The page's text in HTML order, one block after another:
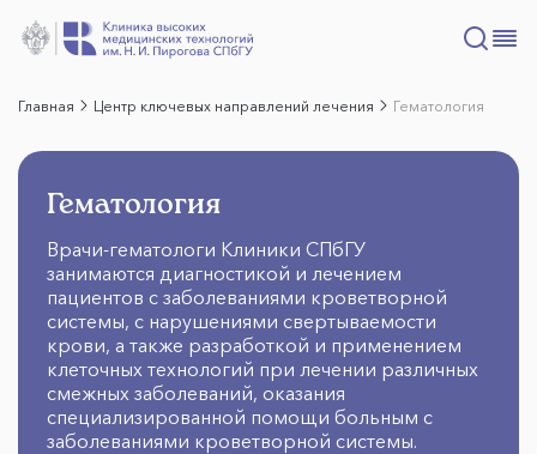
Главная Центр ключевых направлений лечения Гематология
Гематология
Врачи-гематологи Клиники СПбГУ
занимаются диагностикой и лечением
пациентов с заболеваниями кроветворной
системы, с нарушениями свертываемости
крови, а также разработкой и применением
клеточных технологий при лечении различных
смежных заболеваний, оказания
специализированной помощи больным с
заболеваниями кроветворной системы.